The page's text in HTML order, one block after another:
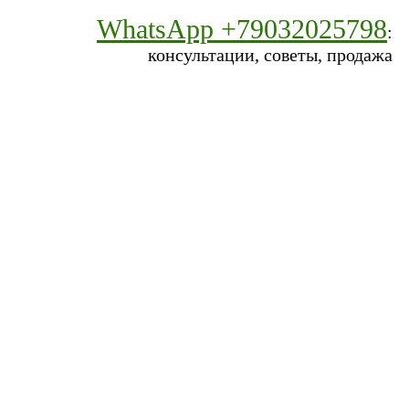
WhatsApp +79032025798:
консультации, советы, продажа